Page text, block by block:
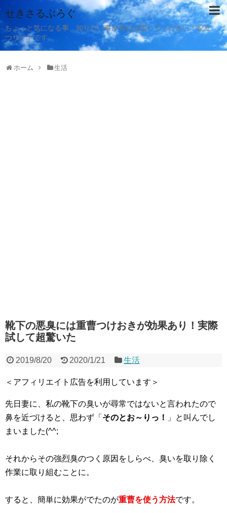
せきさるぶろぐ
ちょっと気になる事、知りたい事が有れば覗いてください！役立
つサイトです。
ホーム 生活
靴下の悪臭には重曹つけおきが効果あり！実際
試して超驚いた
2019/8/20 2020/1/21 生活
＜アフィリエイト広告を利用しています＞
先日妻に、私の靴下の臭いが尋常ではないと言われたので
鼻を近づけると、思わず「 そのとお～りっ！
」と叫んでし
まいました(^^;
それからその強烈臭のつく原因をしらべ、臭いを取り除く
作業に取り組むことに。
すると、簡単に効果がでたのが重曹を使う方法です。